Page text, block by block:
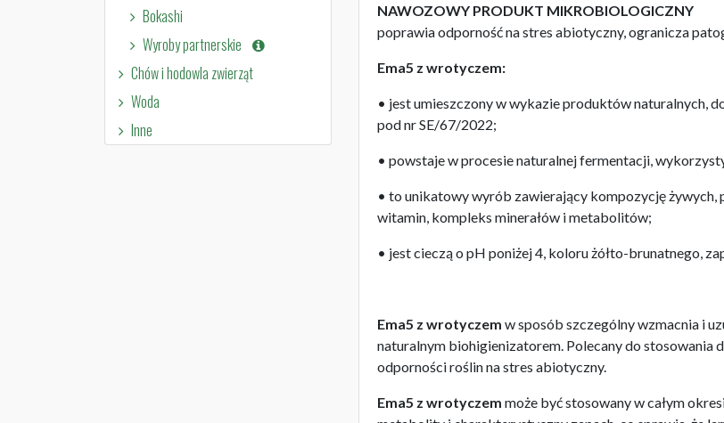
Bokashi
Wyroby partnerskie
Chów i hodowla zwierząt
Woda
Inne
NAWOZOWY PRODUKT MIKROBIOLOGICZNY
poprawia odporność na stres abiotyczny, ogranicza
Ema5 z wrotyczem:
• jest umieszczony w wykazie produktów naturalnych,
pod nr SE/67/2022;
• powstaje w procesie naturalnej fermentacji,
• to unikatowy wyrób zawierający kompozycję
witamin, kompleks minerałów i metabolitów;
• jest cieczą o pH poniżej 4, koloru żółto-brunatnego,
Ema5 z wrotyczem w sposób szczególny wzmacnia i
naturalnym biohigienizatorem. Polecany do
odporności roślin na stres abiotyczny.
Ema5 z wrotyczem może być stosowany w całym